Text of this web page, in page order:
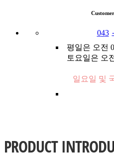
Customer
043 -
평일은 오전
토요일은 오
일요일 및
PRODUCT